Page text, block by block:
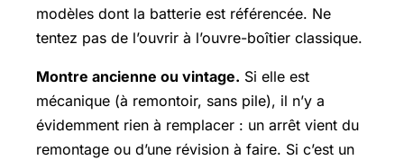
modèles dont la batterie est référencée. Ne
tentez pas de l’ouvrir à l’ouvre-boîtier classique.
Montre ancienne ou vintage. Si elle est
mécanique (à remontoir, sans pile), il n’y a
évidemment rien à remplacer : un arrêt vient du
remontage ou d’une révision à faire. Si c’est un